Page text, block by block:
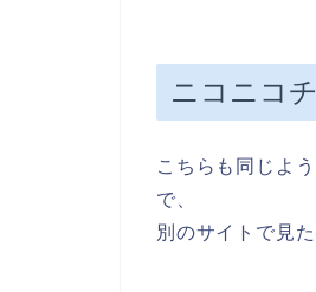
ニコニコ
こちらも同じよ
で、
別のサイトで見